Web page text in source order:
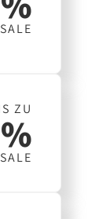
ZU